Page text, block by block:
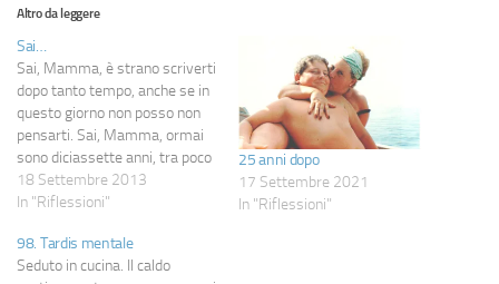
Altro da leggere
Sai…
Sai, Mamma, è strano scriverti
dopo tanto tempo, anche se in
questo giorno non posso non
pensarti. Sai, Mamma, ormai
sono diciassette anni, tra poco
sarà più la vita trascorsa
senza te che con te, e il dolore
ha ora il sapore di una
malinconia…
18 Settembre 2013
In "Riflessioni"
25 anni dopo
17 Settembre 2021
In "Riflessioni"
98. Tardis mentale
Seduto in cucina. Il caldo